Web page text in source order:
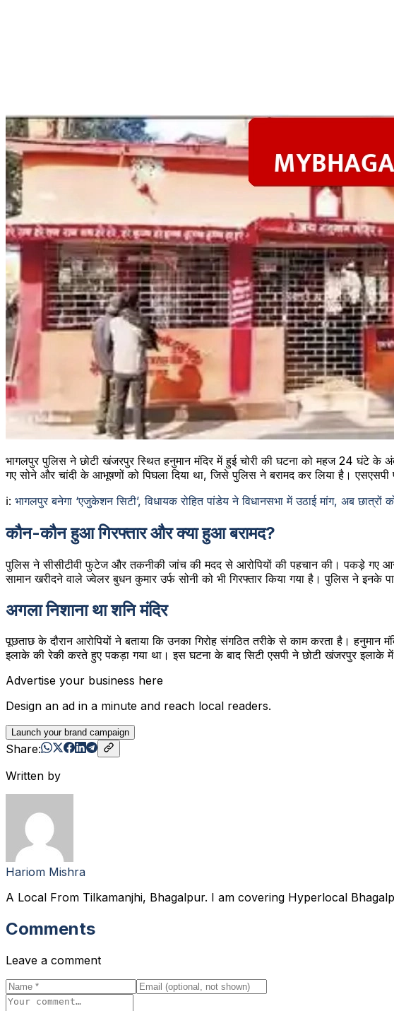
भागलपुर पुलिस ने छोटी खंजरपुर स्थित हनुमान मंदिर में हुई चोरी की घटना को महज 24 घंटे के
गए सोने और चांदी के आभूषणों को पिघला दिया था, जिसे पुलिस ने बरामद कर लिया है। एसएसपी
ℹ️: भागलपुर बनेगा ‘एजुकेशन सिटी’, विधायक रोहित पांडेय ने विधानसभा में उठाई मांग, अब छात्रों
कौन-कौन हुआ गिरफ्तार और क्या हुआ बरामद?
पुलिस ने सीसीटीवी फुटेज और तकनीकी जांच की मदद से आरोपियों की पहचान की। पकड़े गए
सामान खरीदने वाले ज्वेलर बुधन कुमार उर्फ सोनी को भी गिरफ्तार किया गया है। पुलिस ने इनके
अगला निशाना था शनि मंदिर
पूछताछ के दौरान आरोपियों ने बताया कि उनका गिरोह संगठित तरीके से काम करता है।
इलाके की रेकी करते हुए पकड़ा गया था। इस घटना के बाद सिटी एसपी ने छोटी खंजरपुर
Advertise your business here
Design an ad in a minute and reach local readers.
Launch your brand campaign
Share:
Written by
Hariom Mishra
A Local From Tilkamanjhi, Bhagalpur. I am covering Hyperlocal
Comments
Leave a comment